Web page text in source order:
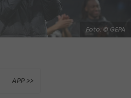
Foto: © GEPA
APP >>